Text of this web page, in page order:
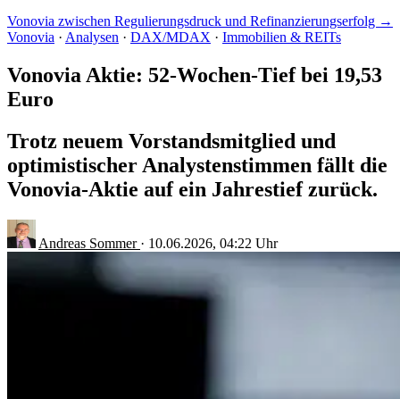
Vonovia zwischen Regulierungsdruck und Refinanzierungserfolg →
Vonovia · Analysen · DAX/MDAX · Immobilien & REITs
Vonovia Aktie: 52-Wochen-Tief bei 19,53
Euro
Trotz neuem Vorstandsmitglied und
optimistischer Analystenstimmen fällt die
Vonovia-Aktie auf ein Jahrestief zurück.
Andreas Sommer · 10.06.2026, 04:22 Uhr